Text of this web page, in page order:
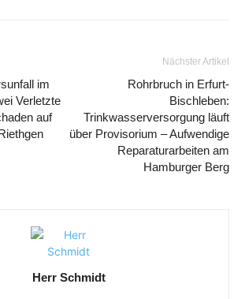
im
Verletzte
auf
Nächster Artikel
Rohrbruch in Erfurt-
Bischleben:
Trinkwasserversorgung läuft
über Provisorium – Aufwendige
Reparaturarbeiten am
Hamburger Berg
Herr Schmidt